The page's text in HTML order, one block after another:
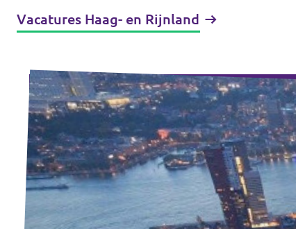
Vacatures Haag- en Rijnland